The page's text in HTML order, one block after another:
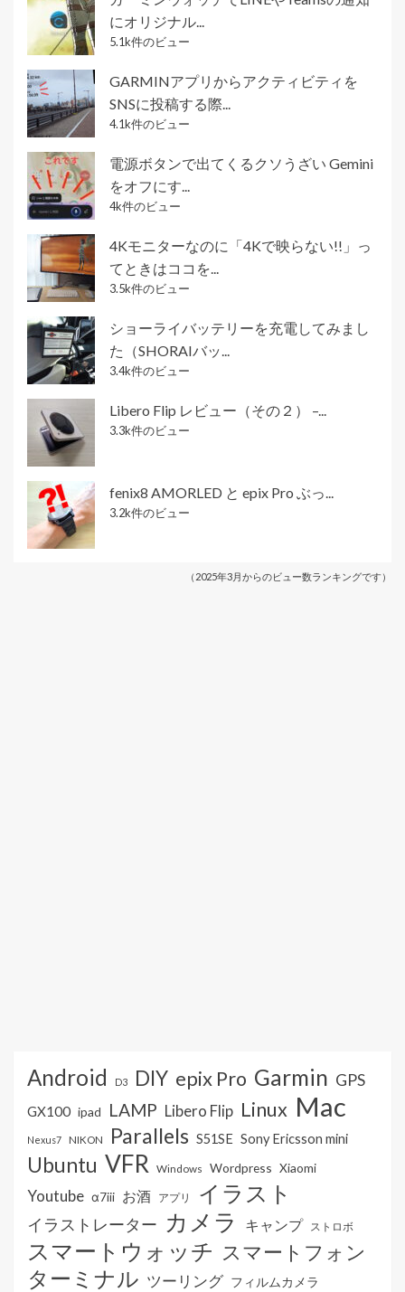
にオリジナル...
5.1k件のビュー
GARMINアプリからアクティビティを
SNSに投稿する際...
4.1k件のビュー
電源ボタンで出てくるクソうざい Gemini
をオフにす...
4k件のビュー
4Kモニターなのに「4Kで映らない!!」っ
てときはココを...
3.5k件のビュー
ショーライバッテリーを充電してみまし
た（SHORAIバッ...
3.4k件のビュー
Libero Flip レビュー（その２） –...
3.3k件のビュー
fenix8 AMORLED と epix Pro ぶっ...
3.2k件のビュー
（2025年3月からのビュー数ランキングです）
Android D3 DIY epix Pro Garmin GPS
GX100 ipad LAMP Libero Flip Linux Mac
Nexus7 NIKON Parallels S51SE Sony Ericsson mini
Ubuntu VFR Windows Wordpress Xiaomi
Youtube α7iii お酒 アプリ イラスト
イラストレーター カメラ キャンプ ストロボ
スマートウォッチ スマートフォン
ターミナル ツーリング フィルムカメラ